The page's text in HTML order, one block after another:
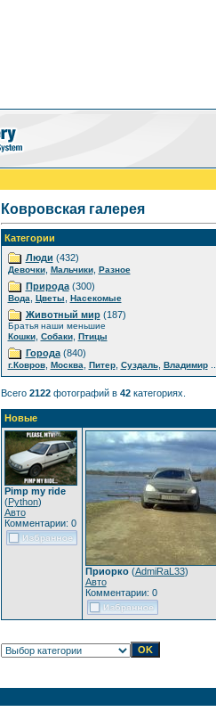
Ковровская галерея
Категории
Люди (432)
Девочки, Мальчики, Разное
Природа(300)
Вода Цветы Насекомые
Животный мир(187)
Братья наши меньшие
Кошки, Собаки, Птицы
Города(840)
г.Ковров, Москва Питер, Суздаль, Владимир
Всего 2122фотографий в 42категориях.
Новые
Pimp my ride
(Python)
Авто
Комментарии: 0
Приорко(AdmiRaL33)
Авто
Комментарии: 0